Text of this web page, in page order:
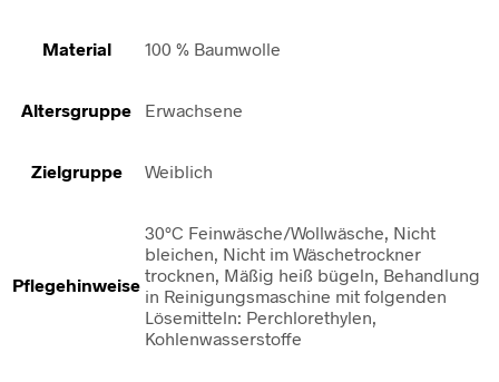
Material 100 % Baumwolle
Altersgruppe Erwachsene
Zielgruppe Weiblich
Pflegehinweise
30°C Feinwäsche/Wollwäsche, Nicht
bleichen, Nicht im Wäschetrockner
trocknen, Mäßig heiß bügeln, Behandlung
in Reinigungsmaschine mit folgenden
Lösemitteln: Perchlorethylen,
Kohlenwasserstoffe